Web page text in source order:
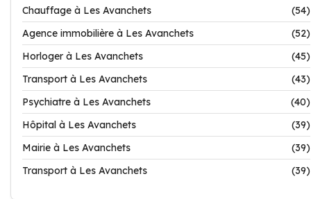
Chauffage à Les Avanchets
(54)
Agence immobilière à Les Avanchets
(52)
Horloger à Les Avanchets
(45)
Transport à Les Avanchets
(43)
Psychiatre à Les Avanchets
(40)
Hôpital à Les Avanchets
(39)
Mairie à Les Avanchets
(39)
Transport à Les Avanchets
(39)